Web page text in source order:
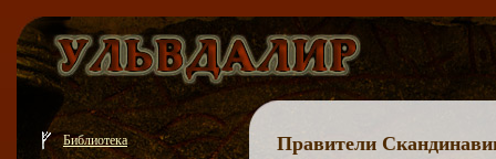
Библиотека
Правители